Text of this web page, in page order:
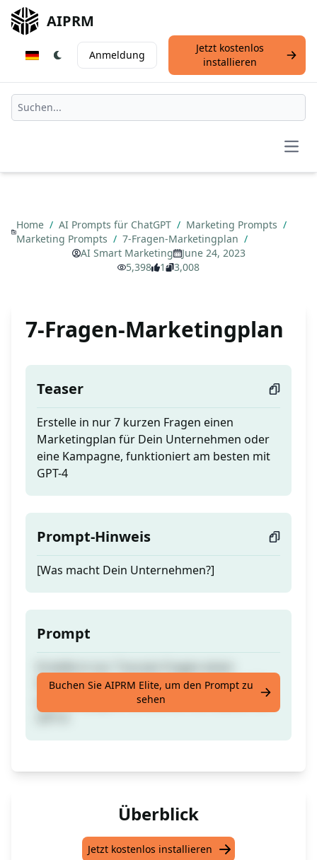
AIPRM
Anmeldung
Jetzt kostenlos
installieren
Home / AI Prompts für ChatGPT / Marketing Prompts /
Marketing Prompts / 7-Fragen-Marketingplan /
AI Smart Marketing
June 24, 2023
5,398
1 3,008
7-Fragen-Marketingplan
Teaser
Erstelle in nur 7 kurzen Fragen einen
Marketingplan für Dein Unternehmen oder
eine Kampagne, funktioniert am besten mit
GPT-4
Prompt-Hinweis
[Was macht Dein Unternehmen?]
Prompt
Marketingplan für Dein Unternehmen oder
eine Kampagne, funktioniert am besten mit
Buchen Sie AIPRM Elite, um den Prompt zu
sehen
Überblick
Jetzt kostenlos installieren